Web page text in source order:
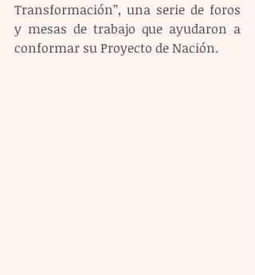
Transformación’’, una serie de foros
y mesas de trabajo que ayudaron a
conformar su Proyecto de Nación.